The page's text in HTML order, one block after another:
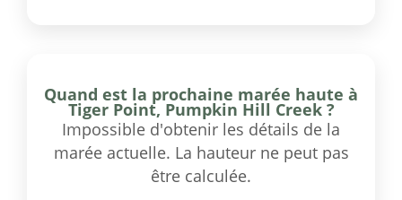
Quand est la prochaine marée haute à
Tiger Point, Pumpkin Hill Creek ?
Impossible d'obtenir les détails de la
marée actuelle. La hauteur ne peut pas
être calculée.